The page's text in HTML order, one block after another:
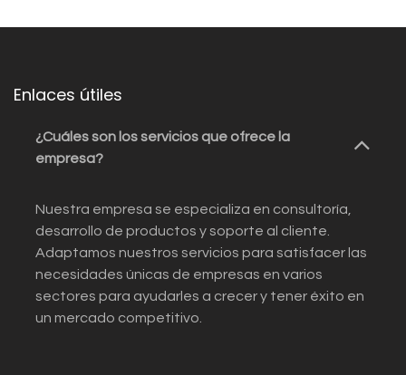
Enlaces útiles
¿Cuáles son los servicios que ofrece la
empresa?
Nuestra empresa se especializa en consultoría,
desarrollo de productos y soporte al cliente.
Adaptamos nuestros servicios para satisfacer las
necesidades únicas de empresas en varios
sectores para ayudarles a crecer y tener éxito en
un mercado competitivo.